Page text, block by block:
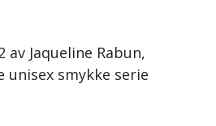
Jaqueline Rabun,
unisex smykke serie